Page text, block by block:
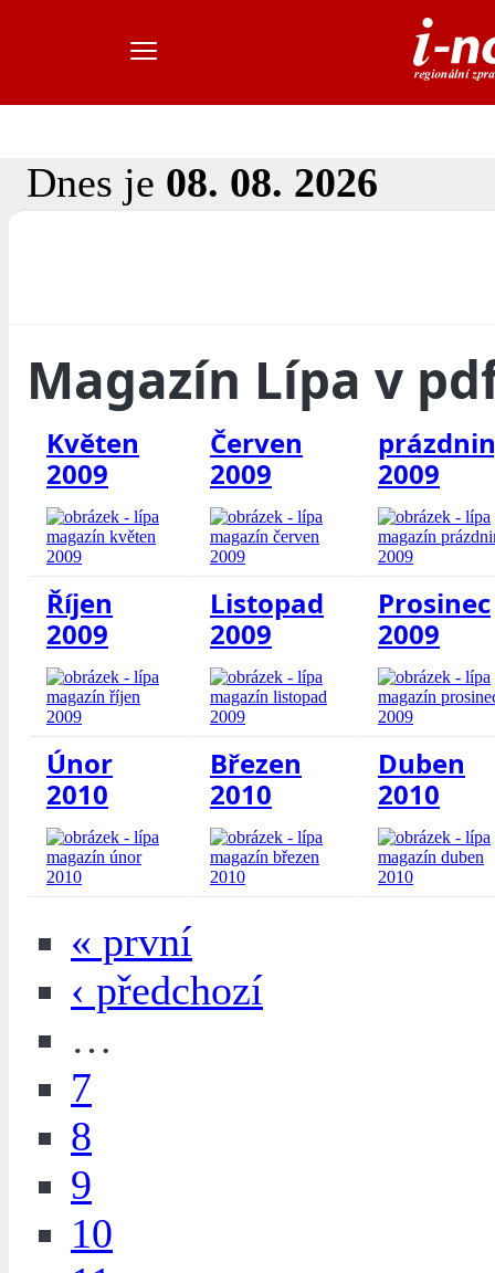
Dnes je 08. 08. 2026
Magazín Lípa v
Květen
2009
Červen
2009
2009
Říjen
2009
Listopad
2009
Prosinec
2009
Únor
2010
Březen
2010
Duben
2010
« první
‹ předchozí
…
7
8
9
10